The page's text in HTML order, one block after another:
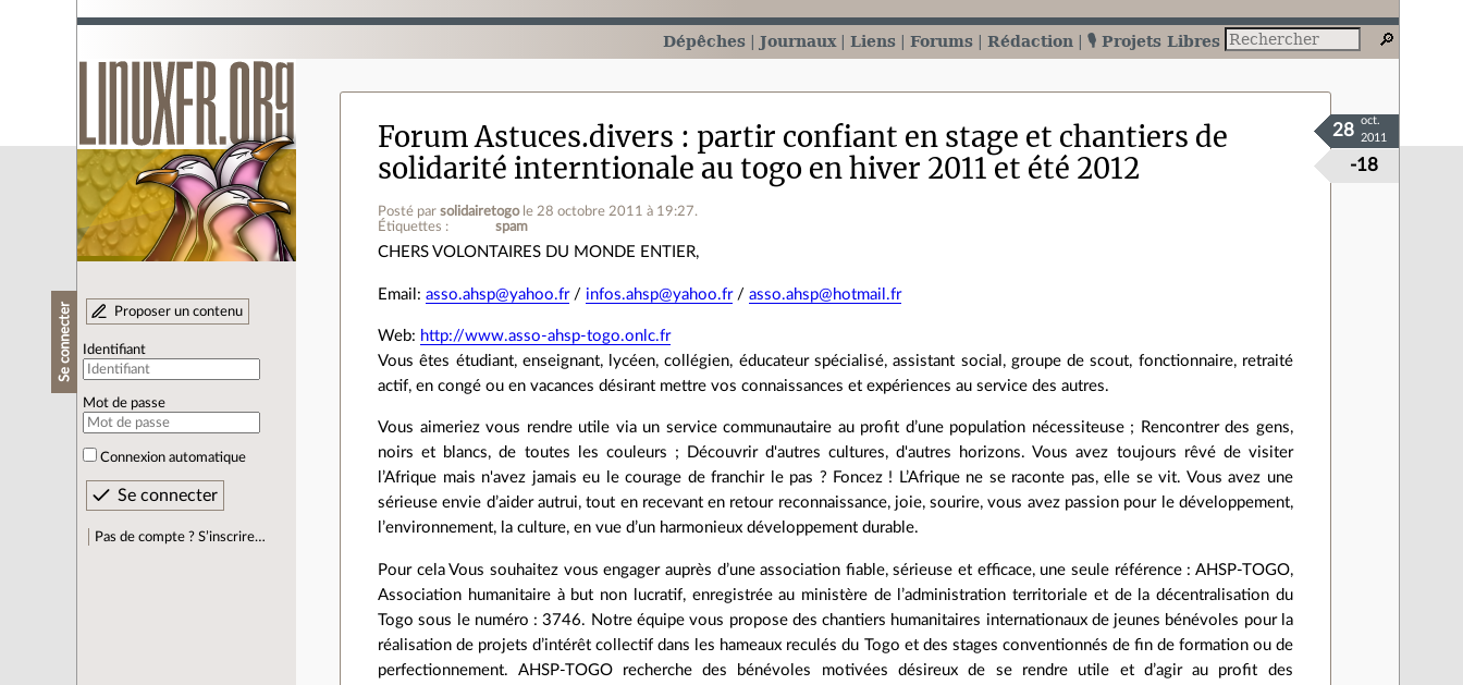
Dépêches Journaux Liens Forums Rédaction 🎙️ Projets Libres
Se connecter Proposer un contenu
Identifiant
Mot de passe
Connexion automatique
Pas de compte ? S’inscrire…
Forum Astuces.divers
partir confiant en stage et chantiers de
solidarité interntionale au togo en hiver 2011 et été 2012
Posté parsolidairetogo le 28 octobre 2011 à 19:27.
Étiquettes :
spam
-18
28
oct.
2011
CHERS VOLONTAIRES DU MONDE ENTIER,
Email:asso.ahsp@yahoo.fr/ infos.ahsp@yahoo.fr/asso.ahsp@hotmail.fr
Web: http://www.asso-ahsp-togo.onlc.fr
Vous êtes étudiant, enseignant, lycéen, collégien, éducateur spécialisé, assistant social, groupe de scout, fonctionnaire, retraité
actif, en congé ou en vacances désirant mettre vos connaissances et expériences au service des autres.
Vous aimeriez vous rendre utile via un service communautaire au profit d’une population nécessiteuse ; Rencontrer des gens,
noirs et blancs, de toutes les couleurs ; Découvrir d'autres cultures, d'autres horizons. Vous avez toujours rêvé de visiter
l’Afrique mais n'avez jamais eu le courage de franchir le pas ? Foncez ! L’Afrique ne se raconte pas, elle se vit. Vous avez une
sérieuse envie d’aider autrui, tout en recevant en retour reconnaissance, joie, sourire, vous avez passion pour le développement,
l’environnement, la culture, en vue d’un harmonieux développement durable.
Pour cela Vous souhaitez vous engager auprès d’une association fiable, sérieuse et efficace, une seule référence : AHSP-TOGO,
Association humanitaire à but non lucratif, enregistrée au ministère de l’administration territoriale et de la décentralisation du
Togo sous le numéro : 3746. Notre équipe vous propose des chantiers humanitaires internationaux de jeunes bénévoles pour la
réalisation de projets d’intérêt collectif dans les hameaux reculés du Togo et des stages conventionnés de fin de formation ou de
perfectionnement. AHSP-TOGO recherche des bénévoles motivées désireux de se rendre utile et d’agir au profit des